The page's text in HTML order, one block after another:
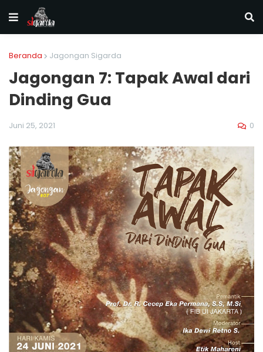
Beranda Jagongan Sigarda
Jagongan 7: Tapak Awal dari
Dinding Gua
Juni 25, 2021 0